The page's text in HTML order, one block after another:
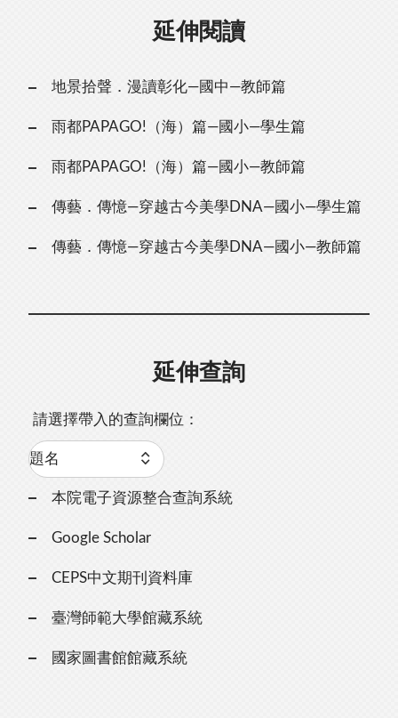
延伸閱讀
地景拾聲．漫讀彰化—國中—教師篇
雨都PAPAGO!（海）篇—國小—學生篇
雨都PAPAGO!（海）篇—國小—教師篇
傳藝．傳憶—穿越古今美學DNA—國小—學生篇
傳藝．傳憶—穿越古今美學DNA—國小—教師篇
延伸查詢
請選擇帶入的查詢欄位：
本院電子資源整合查詢系統
Google Scholar
CEPS中文期刊資料庫
臺灣師範大學館藏系統
國家圖書館館藏系統